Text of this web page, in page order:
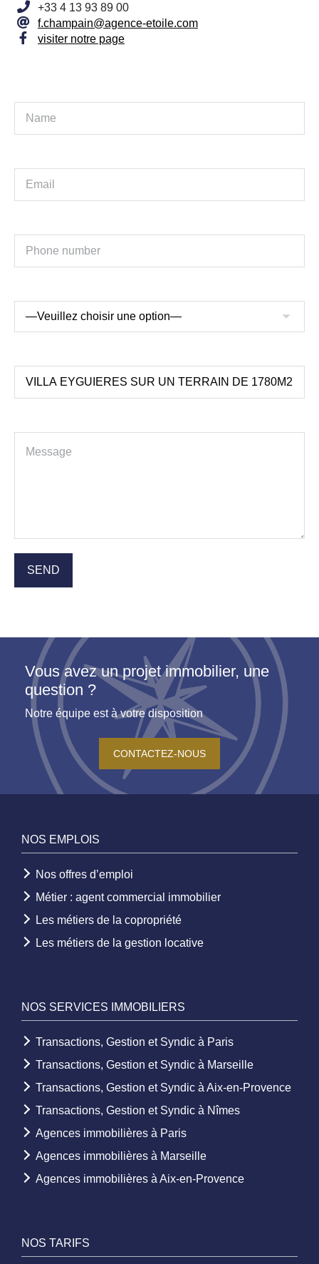
+33 4 13 93 89 00
f.champain@agence-etoile.com
visiter notre page
Vous avez un projet immobilier, une
question ?
Notre équipe est à votre disposition
CONTACTEZ-NOUS
NOS EMPLOIS
Nos offres d’emploi
Métier : agent commercial immobilier
Les métiers de la copropriété
Les métiers de la gestion locative
NOS SERVICES IMMOBILIERS
Transactions, Gestion et Syndic à Paris
Transactions, Gestion et Syndic à Marseille
Transactions, Gestion et Syndic à Aix-en-Provence
Transactions, Gestion et Syndic à Nîmes
Agences immobilières à Paris
Agences immobilières à Marseille
Agences immobilières à Aix-en-Provence
NOS TARIFS